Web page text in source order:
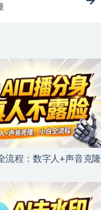
流程：数字人+声音克隆